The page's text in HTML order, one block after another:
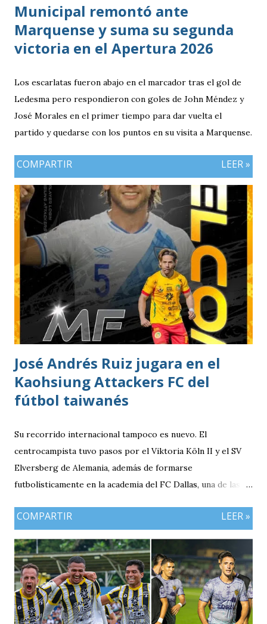
Municipal remontó ante
Marquense y suma su segunda
victoria en el Apertura 2026
Los escarlatas fueron abajo en el marcador tras el gol de
Ledesma pero respondieron con goles de John Méndez y
José Morales en el primer tiempo para dar vuelta el
partido y quedarse con los puntos en su visita a Marquense.
COMPARTIR LEER »
José Andrés Ruiz jugara en el
Kaohsiung Attackers FC del
fútbol taiwanés
Su recorrido internacional tampoco es nuevo. El
centrocampista tuvo pasos por el Viktoria Köln II y el SV
Elversberg de Alemania, además de formarse
futbolísticamente en la academia del FC Dallas, una de las
experiencia que marcó el inicio de su desarrollo como
Kaohsiung Attackers FC, una institución de crecimiento
reciente dentro del fútbol taiwanés. El club nació en 2016
con su equipo femenino y fue hasta 2025 cuando creó su
rama masculina, la cual comenzó su recorrido en la Segunda
División antes de conseguir el ascenso a la máxima
COMPARTIR LEER »